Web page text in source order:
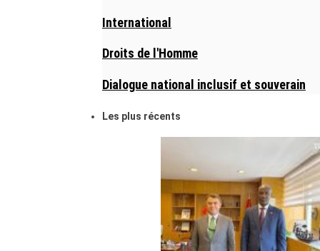
International
Droits de l'Homme
Dialogue national inclusif et souverain
Les plus récents